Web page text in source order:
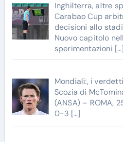
Inghilterra, altre
Carabao Cup
decisioni allo
Nuovo capitolo
sperimentazioni […]
Mondiali:, i
Scozia di
(ANSA) – ROMA,
0-3 […]